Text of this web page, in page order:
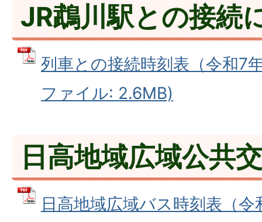
JR鵡川駅との接続
列車との接続時刻表（令和7
ファイル: 2.6MB)
日高地域広域公共
日高地域広域バス時刻表（令